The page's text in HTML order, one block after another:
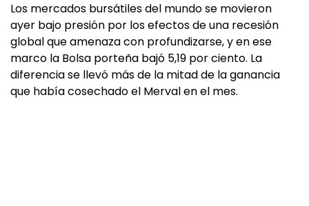
Los mercados bursátiles del mundo se movieron
ayer bajo presión por los efectos de una recesión
global que amenaza con profundizarse, y en ese
marco la Bolsa porteña bajó 5,19 por ciento. La
diferencia se llevó más de la mitad de la ganancia
que había cosechado el Merval en el mes.